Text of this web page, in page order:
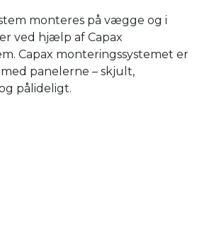
monteres på vægge og i
ved hjælp af Capax
Capax monteringssystemet er
panelerne – skjult,
pålideligt.